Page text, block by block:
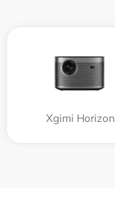
Xgimi Horizon